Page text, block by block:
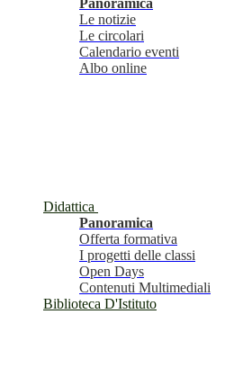
Panoramica
Le notizie
Le circolari
Calendario eventi
Albo online
Didattica
Panoramica
Offerta formativa
I progetti delle classi
Open Days
Contenuti Multimediali
Biblioteca D'Istituto